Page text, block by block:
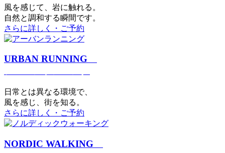
⾵を感じて、岩に触れる。
⾃然と調和する瞬間です。
さらに詳しく・ご予約
URBAN RUNNING
日常とは異なる環境で、
風を感じ、街を知る。
さらに詳しく・ご予約
NORDIC WALKING